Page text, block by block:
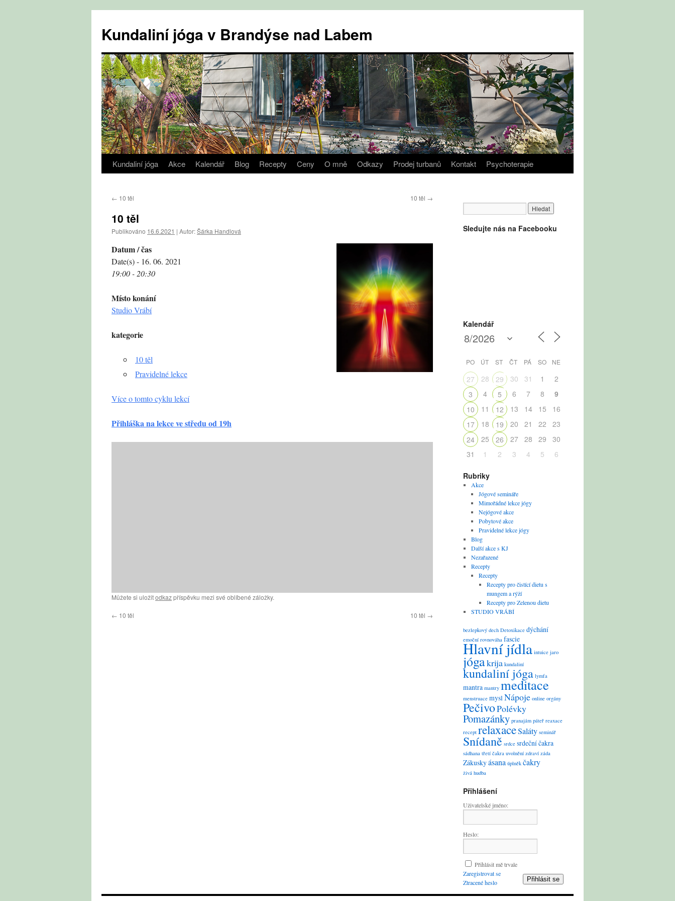
obsahu
webu
Kundaliní jóga v Brandýse nad Labem
Kundaliní jóga Akce Kalendář Blog Recepty Ceny O mně Odkazy Prodej turbanů Kontakt Psychoterapie
← 10 těl 10 těl →
10 těl
Publikováno 16.6.2021 | Autor:Šárka Handlová
Datum / čas
Date(s) - 16. 06. 2021
19:00 - 20:30
Místo konání
Studio Vrábí
kategorie
10 těl
Pravidelné lekce
Více o tomto cyklu lekcí
Přihláška na lekce ve středu od 19h
Můžete si uložitodkazpříspěvku mezi své oblíbené záložky.
← 10 těl 10 těl →
Sledujte nás na Facebooku
Kalendář
PO ÚT ST ČT PÁ SO NE
27 28 29 30 31 1
2
3
4 5 6 7 8
9
10
11 12 13 14 15
16
17
18 19 20 21 22
23
24
25 26 27 28 29
30
31
1 2 3 4 5 6
Rubriky
Akce
Jógové semináře
Mimořádné lekce jógy
Nejógové akce
Pobytové akce
Pravidelné lekce jógy
Blog
Další akce s KJ
Nezařazené
Recepty
Recepty
Recepty pro čistící dietu s
mungem a rýží
Recepty pro Zelenou dietu
STUDIO VRÁBÍ
bezlepkový dech Detoxikace dýchání
emoční rovnováha fascie
Hlavní jídla intuice jaro
jógakrija kundaliní
kundaliní jóga lymfa
mantra mantry meditace
menstruace myslNápoje online orgány
PečivoPolévky
Pomazánky pranajám páteř reaxace
recept relaxaceSaláty seminář
Snídaně srdce srdeční čakra
sádhana třetí čakra uvolnění zdraví záda
Zákuskyásana úplněk čakry
živá hudba
Přihlášení
Uživatelské jméno:
Heslo:
Přihlásit mě trvale
Přihlásit se
Zaregistrovat se
Ztracené heslo